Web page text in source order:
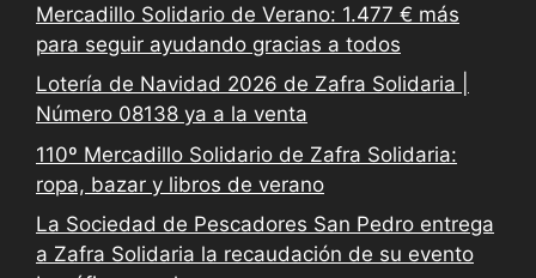
Mercadillo Solidario de Verano: 1.477 € más
para seguir ayudando gracias a todos
Lotería de Navidad 2026 de Zafra Solidaria |
Número 08138 ya a la venta
110º Mercadillo Solidario de Zafra Solidaria:
ropa, bazar y libros de verano
La Sociedad de Pescadores San Pedro entrega
a Zafra Solidaria la recaudación de su evento